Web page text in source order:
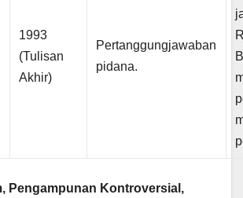
1993
(Tulisan
Akhir)
Pertanggungjawaban
pidana.
Pengampunan Kontroversial,